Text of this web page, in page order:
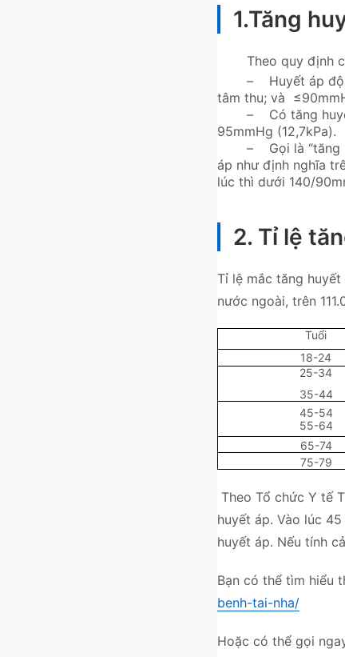
1.Tăng
Theo quy định
– Huyết áp
tâm thu; và
– Có tăng
95mmHg (12,7kPa).
– Gọi là
áp như định nghĩa
lúc thì dưới 140/
2. Tỉ lệ
Tỉ lệ mắc tăng
nước ngoài, trên
Tuổi
18-24
25-34
35-44
45-54
55-64
65-74
75-79
Theo Tổ chức Y tế
huyết áp. Vào lúc
huyết áp. Nếu tính
Bạn có thể tìm hiểu
benh-tai-nha/
Hoặc có thể gọi